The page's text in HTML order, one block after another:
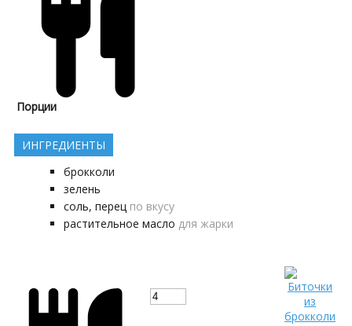
Порции
ИНГРЕДИЕНТЫ
брокколи
зелень
соль, перец по вкусу
растительное масло для жарки